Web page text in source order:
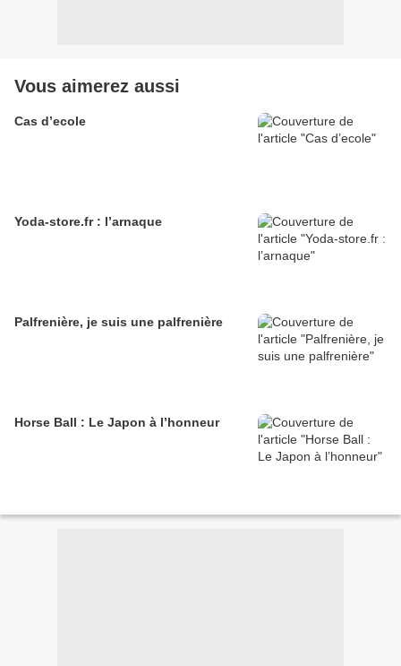
Vous aimerez aussi
Cas d’ecole
Yoda-store.fr : l’arnaque
Palfrenière, je suis une palfrenière
Horse Ball : Le Japon à l’honneur